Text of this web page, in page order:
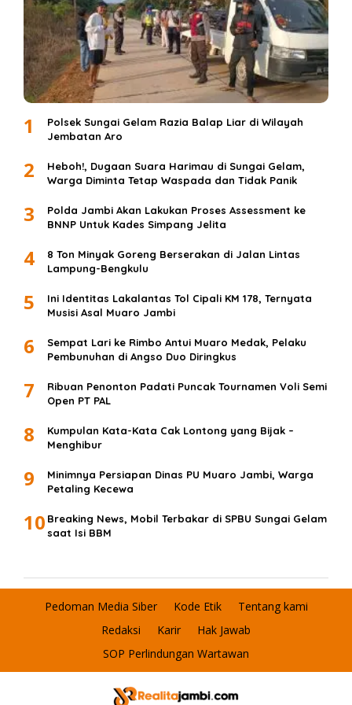
1
Polsek Sungai Gelam Razia Balap Liar di Wilayah
Jembatan Aro
2
Heboh!, Dugaan Suara Harimau di Sungai Gelam,
Warga Diminta Tetap Waspada dan Tidak Panik
3
Polda Jambi Akan Lakukan Proses Assessment ke
BNNP Untuk Kades Simpang Jelita
4
8 Ton Minyak Goreng Berserakan di Jalan Lintas
Lampung-Bengkulu
5
Ini Identitas Lakalantas Tol Cipali KM 178, Ternyata
Musisi Asal Muaro Jambi
6
Sempat Lari ke Rimbo Antui Muaro Medak, Pelaku
Pembunuhan di Angso Duo Diringkus
7
Ribuan Penonton Padati Puncak Tournamen Voli Semi
Open PT PAL
8
Kumpulan Kata-Kata Cak Lontong yang Bijak –
Menghibur
9
Minimnya Persiapan Dinas PU Muaro Jambi, Warga
Petaling Kecewa
10 Breaking News, Mobil Terbakar di SPBU Sungai Gelam
saat Isi BBM
Pedoman Media Siber Kode Etik
Tentang kami
Redaksi
Karir
Hak Jawab
SOP Perlindungan Wartawan